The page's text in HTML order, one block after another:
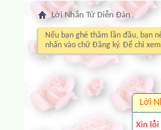
Lời Nhắn Từ Diễn Ðàn
Nếu bạn ghé thăm lần đầu, bạn
nhấn vào chữ Đăng ký. Để chỉ
Lời
Xin lỗi